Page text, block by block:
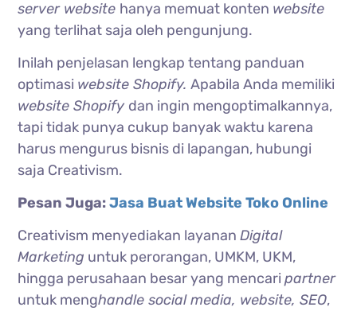
server website hanya memuat konten website
yang terlihat saja oleh pengunjung.
Inilah penjelasan lengkap tentang panduan
optimasi website Shopify.Apabila Anda memiliki
website Shopify dan ingin mengoptimalkannya,
tapi tidak punya cukup banyak waktu karena
harus mengurus bisnis di lapangan, hubungi
saja Creativism.
Pesan Juga:Jasa Buat Website Toko Online
Creativism menyediakan layananDigital
Marketing untuk perorangan, UMKM, UKM,
hingga perusahaan besar yang mencaripartner
untuk menghandle social media, website, SEO,